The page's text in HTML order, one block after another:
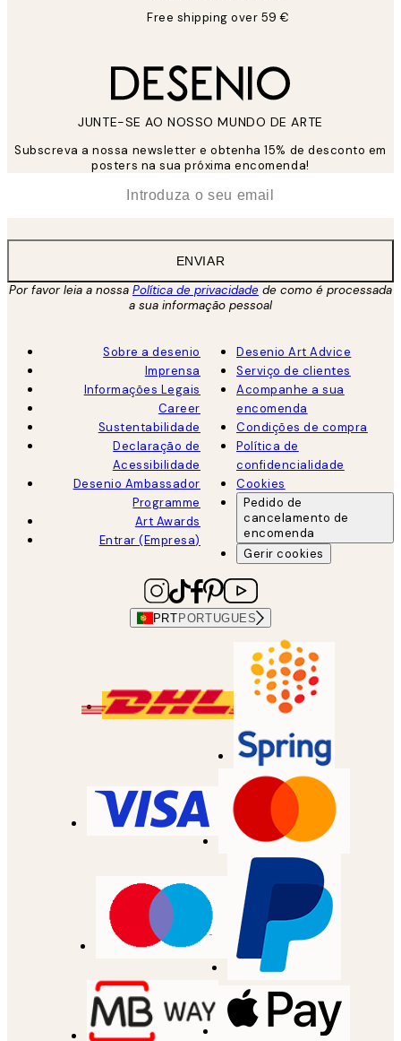
Free shipping over 59 €
JUNTE-SE AO NOSSO MUNDO DE ARTE
Subscreva a nossa newsletter e obtenha 15% de desconto em
posters na sua próxima encomenda!
ENVIAR
Por favor leia a nossa Política de privacidade de como é processada
a sua informação pessoal
Sobre a desenio
Imprensa
Informações Legais
Career
Sustentabilidade
Declaração de
Acessibilidade
Desenio Ambassador
Programme
Art Awards
Entrar (Empresa)
Desenio Art Advice
Serviço de clientes
Acompanhe a sua
encomenda
Condições de compra
Política de
confidencialidade
Cookies
Pedido de
cancelamento de
encomenda
Gerir cookies
PRT PORTUGUES